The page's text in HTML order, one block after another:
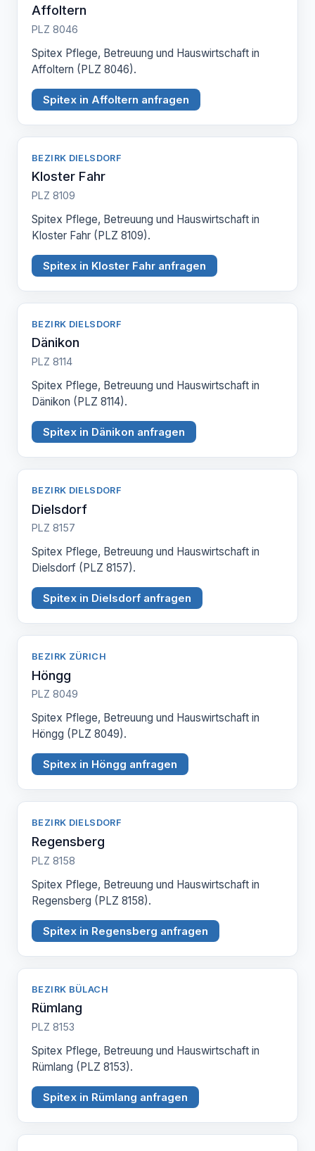
Affoltern
PLZ 8046
Spitex Pflege, Betreuung und Hauswirtschaft in
Affoltern (PLZ 8046).
Spitex in Affoltern anfragen
BEZIRK DIELSDORF
Kloster Fahr
PLZ 8109
Spitex Pflege, Betreuung und Hauswirtschaft in
Kloster Fahr (PLZ 8109).
Spitex in Kloster Fahr anfragen
BEZIRK DIELSDORF
Dänikon
PLZ 8114
Spitex Pflege, Betreuung und Hauswirtschaft in
Dänikon (PLZ 8114).
Spitex in Dänikon anfragen
BEZIRK DIELSDORF
Dielsdorf
PLZ 8157
Spitex Pflege, Betreuung und Hauswirtschaft in
Dielsdorf (PLZ 8157).
Spitex in Dielsdorf anfragen
BEZIRK ZÜRICH
Höngg
PLZ 8049
Spitex Pflege, Betreuung und Hauswirtschaft in
Höngg (PLZ 8049).
Spitex in Höngg anfragen
BEZIRK DIELSDORF
Regensberg
PLZ 8158
Spitex Pflege, Betreuung und Hauswirtschaft in
Regensberg (PLZ 8158).
Spitex in Regensberg anfragen
BEZIRK BÜLACH
Rümlang
PLZ 8153
Spitex Pflege, Betreuung und Hauswirtschaft in
Rümlang (PLZ 8153).
Spitex in Rümlang anfragen